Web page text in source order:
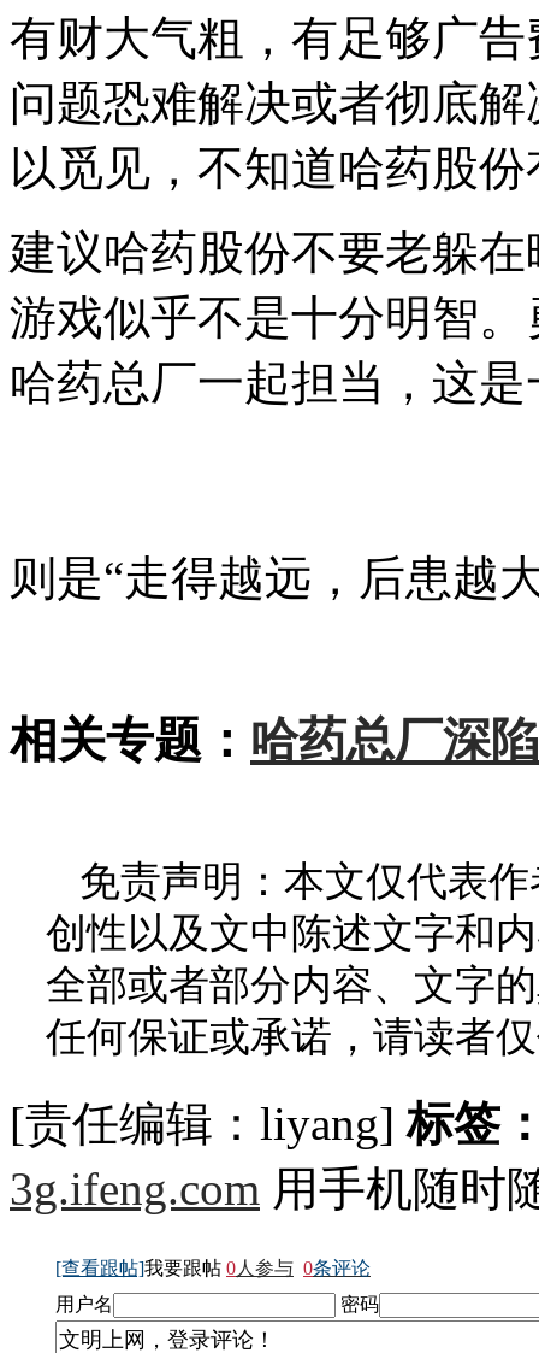
有财大气粗，有足够广
问题恐难解决或者彻底
以觅见，不知道哈药股
建议哈药股份不要老躲
游戏似乎不是十分明智
哈药总厂一起担当，这
则是“走得越远，后患越
相关专题： 哈药总厂深
免责声明：本文仅代表
创性以及文中陈述文字和
全部或者部分内容、文字
任何保证或承诺，请读者
[责任编辑：liyang]标签
3g.ifeng.com 用手机随时
[查看跟帖]我要跟帖 0人参与 0条评论
用户名
密码